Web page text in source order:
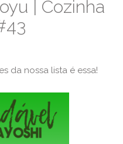
| Cozinha
da nossa lista é essa!